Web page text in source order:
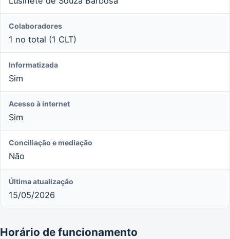
Colaboradores
1 no total (1 CLT)
Informatizada
Sim
Acesso à internet
Sim
Conciliação e mediação
Não
Última atualização
15/05/2026
Horário de funcionamento